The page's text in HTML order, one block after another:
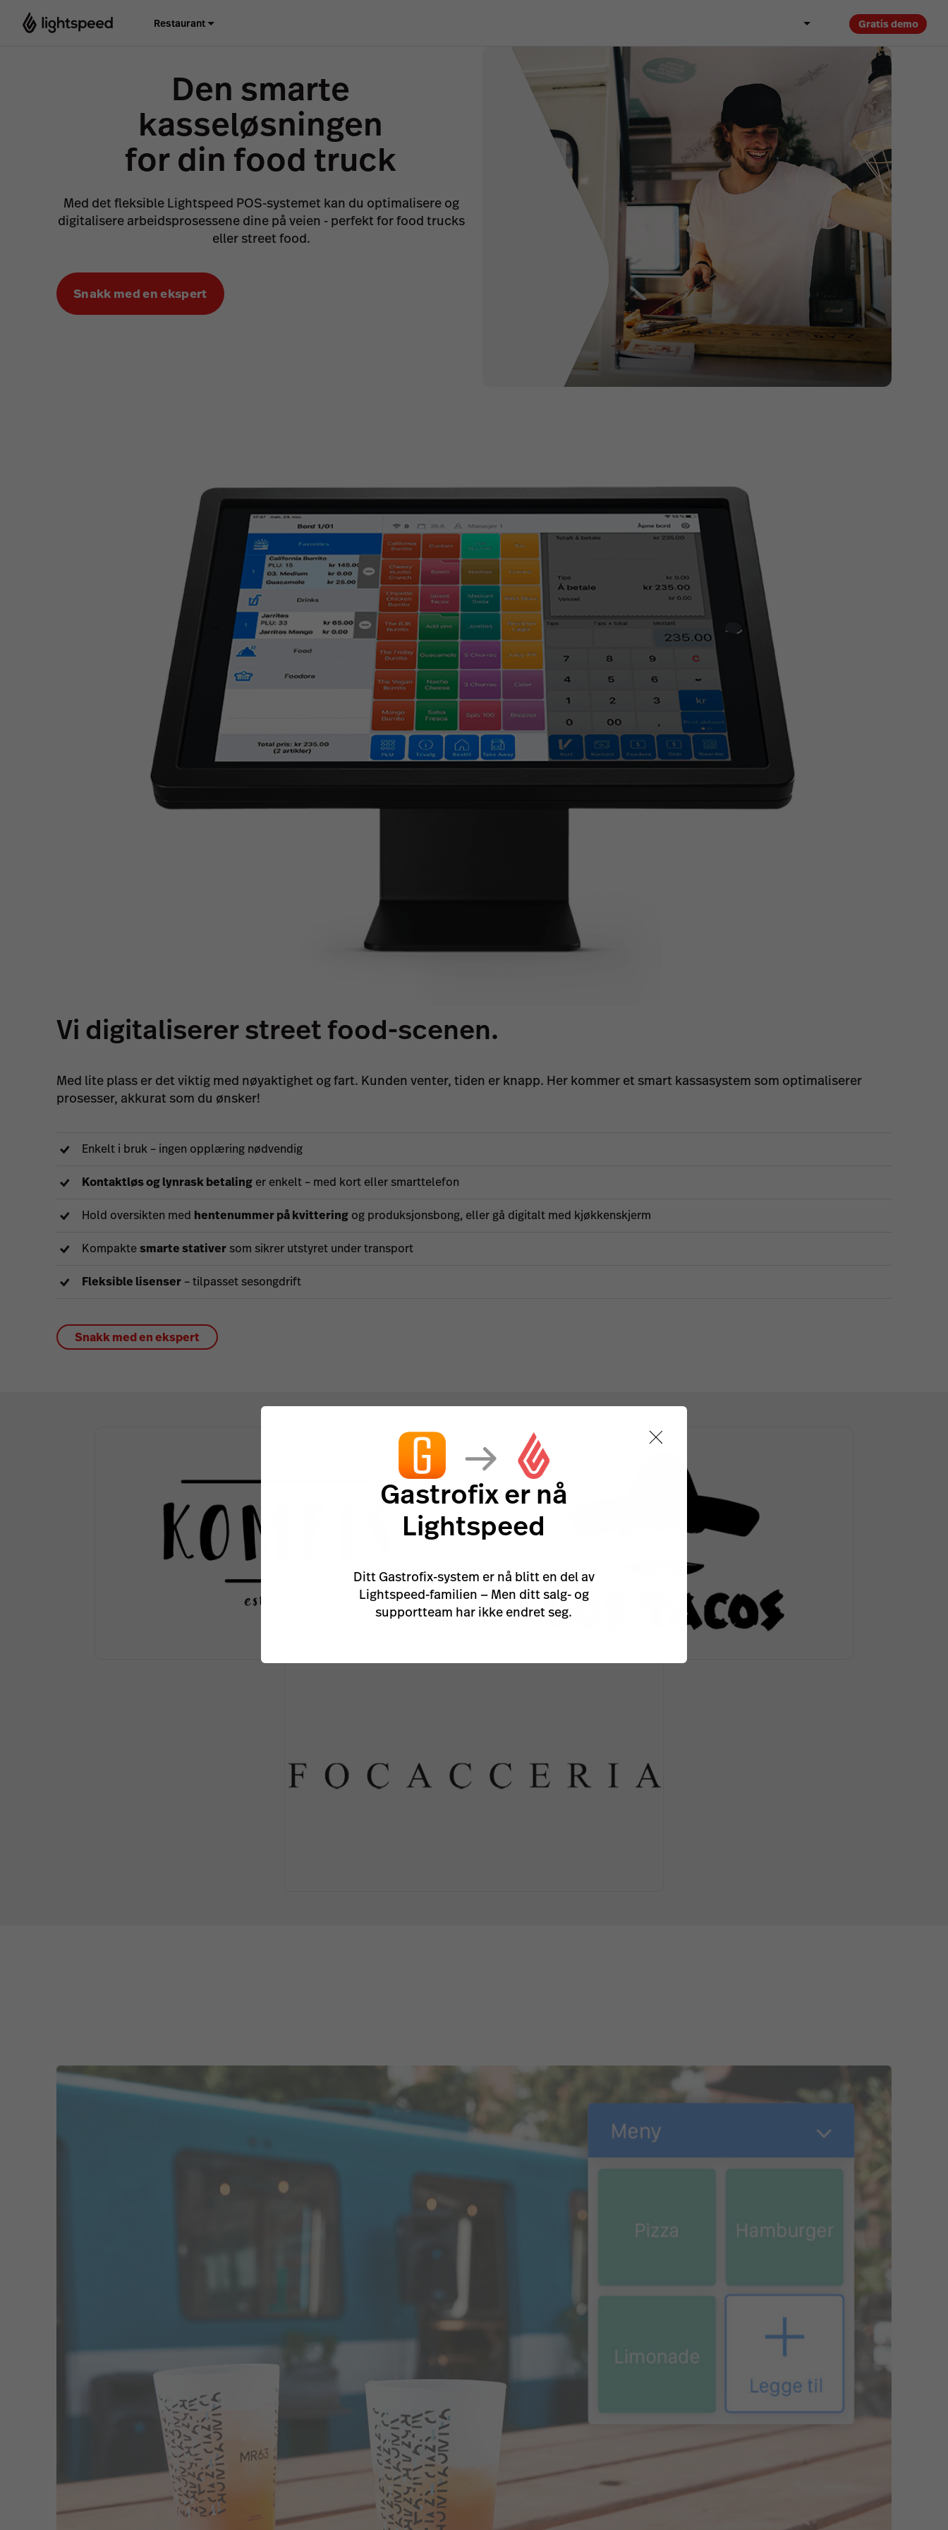
Restaurant Gratis demo
Den smarte
kasseløsningen
for din food truck
Med det fleksible Lightspeed POS-systemet kan du optimalisere og
digitalisere arbeidsprosessene dine på veien - perfekt for food trucks
eller street food.
Snakk med en ekspert
Vi digitaliserer street food-scenen.
Med lite plass er det viktig med nøyaktighet og fart. Kunden venter, tiden er knapp. Her kommer et smart kassasystem som optimaliserer
prosesser, akkurat som du ønsker!
Enkelt i bruk – ingen opplæring nødvendig
Kontaktløs og lynrask betaling er enkelt – med kort eller smarttelefon
Hold oversikten med hentenummer på kvittering og produksjonsbong, eller gå digitalt med kjøkkenskjerm
Kompaktesmarte stativersom sikrer utstyret under transport
Fleksible lisenser – tilpasset sesongdrift
Snakk med en ekspert
Gastrofix er nå
Lightspeed
Ditt Gastrofix-system er nå blitt en del av
Lightspeed-familien — Men ditt salg- og
supportteam har ikke endret seg.